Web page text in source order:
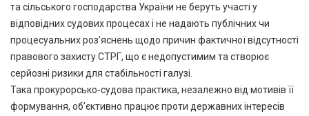
та сільського господарства України не беруть участі у
відповідних судових процесах і не надають публічних чи
процесуальних роз’яснень щодо причин фактичної відсутності
правового захисту СТРГ, що є недопустимим та створює
серйозні ризики для стабільності галузі.
Така прокурорсько‑судова практика, незалежно від мотивів її
формування, об’єктивно працює проти державних інтересів